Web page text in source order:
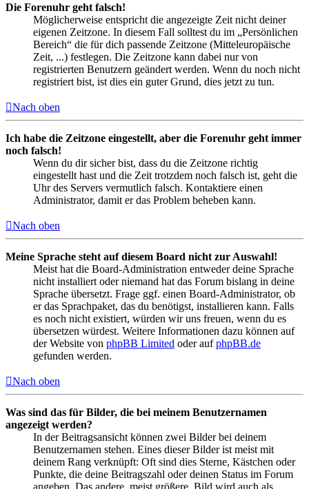
Die Forenuhr geht falsch!
Möglicherweise entspricht die angezeigte Zeit nicht deiner
eigenen Zeitzone. In diesem Fall solltest du im „Persönlichen
Bereich“ die für dich passende Zeitzone (Mitteleuropäische
Zeit, ...) festlegen. Die Zeitzone kann dabei nur von
registrierten Benutzern geändert werden. Wenn du noch nicht
registriert bist, ist dies ein guter Grund, dies jetzt zu tun.
Nach oben
Ich habe die Zeitzone eingestellt, aber die Forenuhr geht immer
noch falsch!
Wenn du dir sicher bist, dass du die Zeitzone richtig
eingestellt hast und die Zeit trotzdem noch falsch ist, geht die
Uhr des Servers vermutlich falsch. Kontaktiere einen
Administrator, damit er das Problem beheben kann.
Nach oben
Meine Sprache steht auf diesem Board nicht zur Auswahl!
Meist hat die Board-Administration entweder deine Sprache
nicht installiert oder niemand hat das Forum bislang in deine
Sprache übersetzt. Frage ggf. einen Board-Administrator, ob
er das Sprachpaket, das du benötigst, installieren kann. Falls
es noch nicht existiert, würden wir uns freuen, wenn du es
übersetzen würdest. Weitere Informationen dazu können auf
der Website von phpBB Limited oder aufphpBB.de
gefunden werden.
Nach oben
Was sind das für Bilder, die bei meinem Benutzernamen
angezeigt werden?
In der Beitragsansicht können zwei Bilder bei deinem
Benutzernamen stehen. Eines dieser Bilder ist meist mit
deinem Rang verknüpft: Oft sind dies Sterne, Kästchen oder
Punkte, die deine Beitragszahl oder deinen Status im Forum
angeben. Das andere, meist größere, Bild wird auch als